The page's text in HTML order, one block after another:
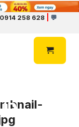
0914 258 628
💬